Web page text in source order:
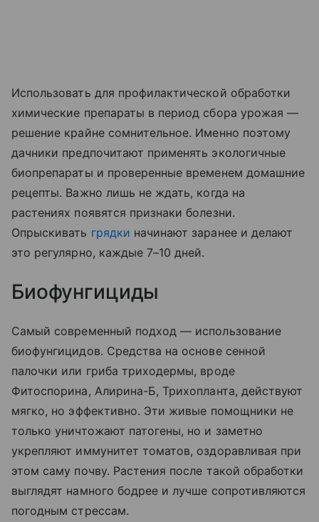
Использовать для профилактической обработки
химические препараты в период сбора урожая —
решение крайне сомнительное. Именно поэтому
дачники предпочитают применять экологичные
биопрепараты и проверенные временем домашние
рецепты. Важно лишь не ждать, когда на
растениях появятся признаки болезни.
Опрыскивать грядки начинают заранее и делают
это регулярно, каждые 7–10 дней.
Биофунгициды
Самый современный подход — использование
биофунгицидов. Средства на основе сенной
палочки или гриба триходермы, вроде
Фитоспорина, Алирина-Б, Трихопланта, действуют
мягко, но эффективно. Эти живые помощники не
только уничтожают патогены, но и заметно
укрепляют иммунитет томатов, оздоравливая при
этом саму почву. Растения после такой обработки
выглядят намного бодрее и лучше сопротивляются
погодным стрессам.